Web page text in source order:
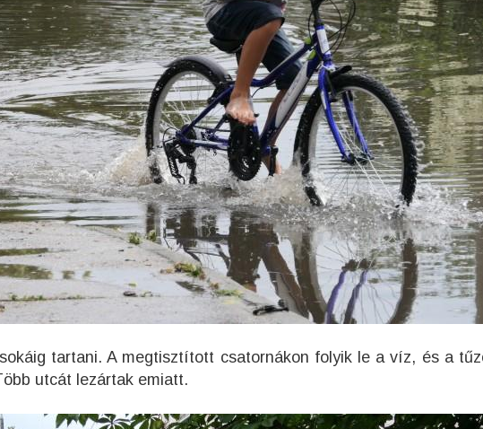
tartani. A megtisztított csatornákon folyik le a víz, és a
utcát lezártak emiatt.